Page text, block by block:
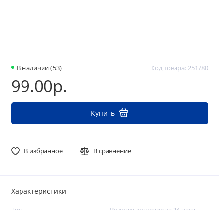
В наличии (53) Код товара: 251780
99.00р.
Купить
В избранное В сравнение
Характеристики